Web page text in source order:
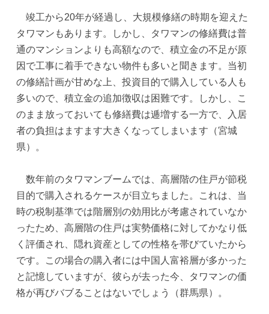
竣工から20年が経過し、大規模修繕の時期を迎えた
タワマンもあります。しかし、タワマンの修繕費は普
通のマンションよりも高額なので、積立金の不足が原
因で工事に着手できない物件も多いと聞きます。当初
の修繕計画が甘めな上、投資目的で購入している人も
多いので、積立金の追加徴収は困難です。しかし、こ
のまま放っておいても修繕費は逓増する一方で、入居
者の負担はますます大きくなってしまいます（宮城
県）。
数年前のタワマンブームでは、高層階の住戸が節税
目的で購入されるケースが目立ちました。これは、当
時の税制基準では階層別の効用比が考慮されていなか
ったため、高層階の住戸は実勢価格に対してかなり低
く評価され、隠れ資産としての性格を帯びていたから
です。この場合の購入者には中国人富裕層が多かった
と記憶していますが、彼らが去った今、タワマンの価
格が再びバブることはないでしょう（群馬県）。